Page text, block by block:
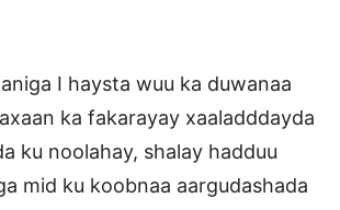
I haysta wuu ka duwanaa
ka fakarayay xaaladddayda
ku noolahay, shalay hadduu
mid ku koobnaa aargudashada